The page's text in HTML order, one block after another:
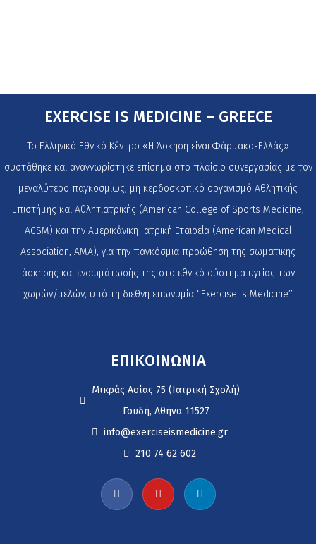
EXERCISE IS MEDICINE – GREECE
Το Ελληνικό Εθνικό Κέντρο «Η Άσκηση είναι Φάρμακο-Ελλάς»
συστάθηκε και αναγνωρίστηκε επίσημα στο πλαίσιο συνεργασίας με τον
μεγαλύτερο παγκοσμίως, μη κερδοσκοπικό οργανισμό Αθλητικής
Επιστήμης και Αθλητιατρικής (American College of Sports Medicine,
ACSM) και την Αμερικάνικη Ιατρική Εταιρεία (American Medical
Association, AMA), για την παγκόσμια προώθηση της σωματικής
άσκησης και ενσωμάτωσής της στο εθνικό σύστημα υγείας των
χωρών/μελών, υπό τη διεθνή επωνυμία ‘‘Exercise is Medicine’’
ΕΠΙΚΟΙΝΩΝΙΑ
Μικράς Ασίας 75 (Ιατρική Σχολή)
Γουδή, Αθήνα 11527
info@exerciseismedicine.gr
210 74 62 602